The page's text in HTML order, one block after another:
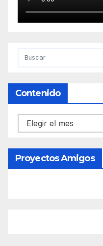
Contenido
Contenido
Proyectos Amigos